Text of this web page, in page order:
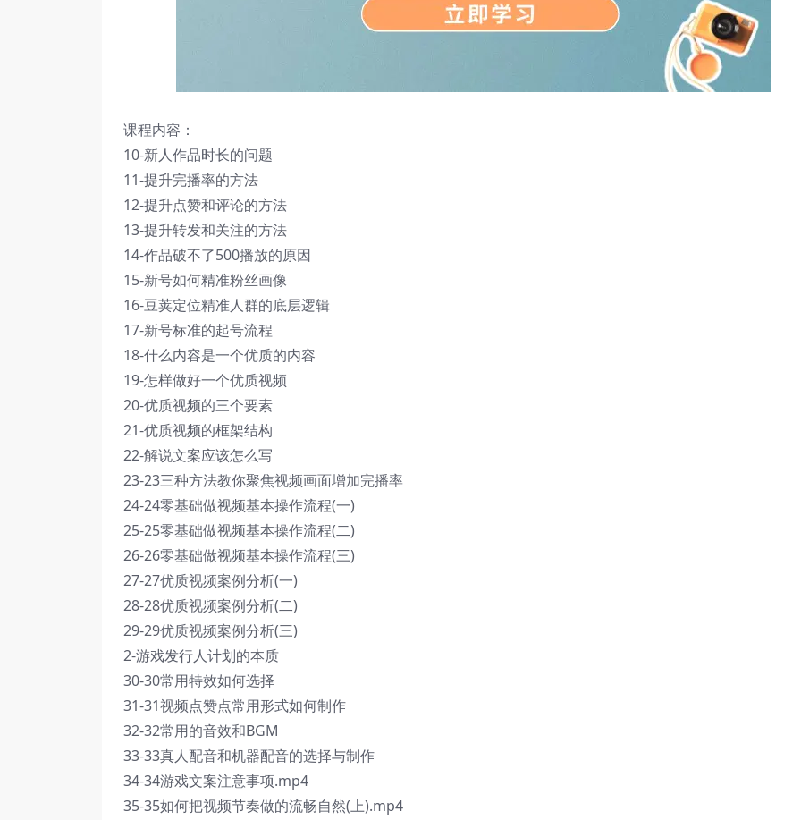
课程内容：
10-新人作品时长的问题
11-提升完播率的方法
12-提升点赞和评论的方法
13-提升转发和关注的方法
14-作品破不了500播放的原因
15-新号如何精准粉丝画像
16-豆荚定位精准人群的底层逻辑
17-新号标准的起号流程
18-什么内容是一个优质的内容
19-怎样做好一个优质视频
20-优质视频的三个要素
21-优质视频的框架结构
22-解说文案应该怎么写
23-23三种方法教你聚焦视频画面增加完播率
24-24零基础做视频基本操作流程(一)
25-25零基础做视频基本操作流程(二)
26-26零基础做视频基本操作流程(三)
27-27优质视频案例分析(一)
28-28优质视频案例分析(二)
29-29优质视频案例分析(三)
2-游戏发行人计划的本质
30-30常用特效如何选择
31-31视频点赞点常用形式如何制作
32-32常用的音效和BGM
33-33真人配音和机器配音的选择与制作
34-34游戏文案注意事项.mp4
35-35如何把视频节奏做的流畅自然(上).mp4